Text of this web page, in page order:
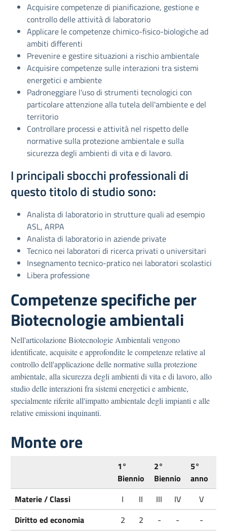
Acquisire competenze di pianificazione, gestione e
controllo delle attività di laboratorio
Applicare le competenze chimico-fisico-biologiche ad
ambiti differenti
Prevenire e gestire situazioni a rischio ambientale
Acquisire competenze sulle interazioni tra sistemi
energetici e ambiente
Padroneggiare l'uso di strumenti tecnologici con
particolare attenzione alla tutela dell'ambiente e del
territorio
Controllare processi e attività nel rispetto delle
normative sulla protezione ambientale e sulla
sicurezza degli ambienti di vita e di lavoro.
I principali sbocchi professionali di
questo titolo di studio sono:
Analista di laboratorio in strutture quali ad esempio
ASL, ARPA
Analista di laboratorio in aziende private
Tecnico nei laboratori di ricerca privati o universitari
Insegnamento tecnico-pratico nei laboratori scolastici
Libera professione
Competenze specifiche per
Biotecnologie ambientali
Nell'articolazione Biotecnologie Ambientali vengono
identificate, acquisite e approfondite le competenze relative al
controllo dell'applicazione delle normative sulla protezione
ambientale, alla sicurezza degli ambienti di vita e di lavoro, allo
studio delle interazioni fra sistemi energetici e ambiente,
specialmente riferite all'impatto ambientale degli impianti e alle
relative emissioni inquinanti.
Monte ore
1°
Biennio
2°
Biennio
5°
anno
Materie / Classi
I II III IV
V
Diritto ed economia
2 2 - - -